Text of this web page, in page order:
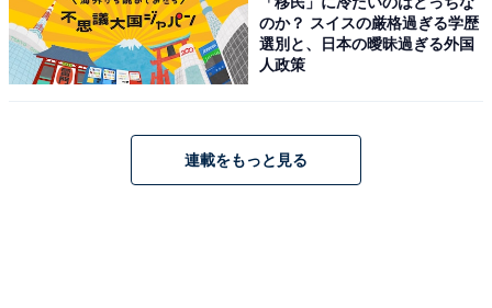
第6話では、ヨウコが院長の娘であり亨のいとこである
事実、舞が裏の顔でSM嬢をしている事実が明るみに。亨
はいろいろな感情が渦巻きながらも、舞が勤務するSM風
る人だけ知っていた隠れた真実が白日のもとにさらされ
る中、聖まごころ病院の行く末と亨の恋路がどんな展開
のか？ スイスの厳格過ぎる学歴
選別と、日本の曖昧過ぎる外国
人政策
連載をもっと見る